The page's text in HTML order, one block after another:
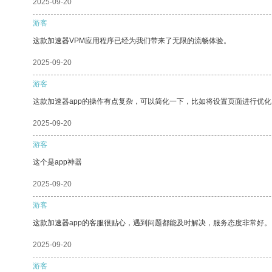
2025-09-20
游客
这款加速器VPM应用程序已经为我们带来了无限的流畅体验。
2025-09-20
游客
这款加速器app的操作有点复杂，可以简化一下，比如将设置页面进行优
2025-09-20
游客
这个是app神器
2025-09-20
游客
这款加速器app的客服很贴心，遇到问题都能及时解决，服务态度非常好。
2025-09-20
游客